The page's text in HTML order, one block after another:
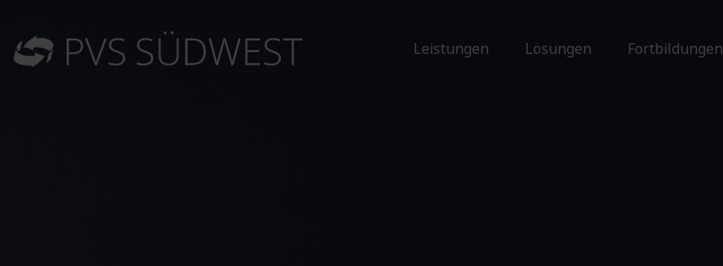
Leistungen Lösungen Fortbildungen